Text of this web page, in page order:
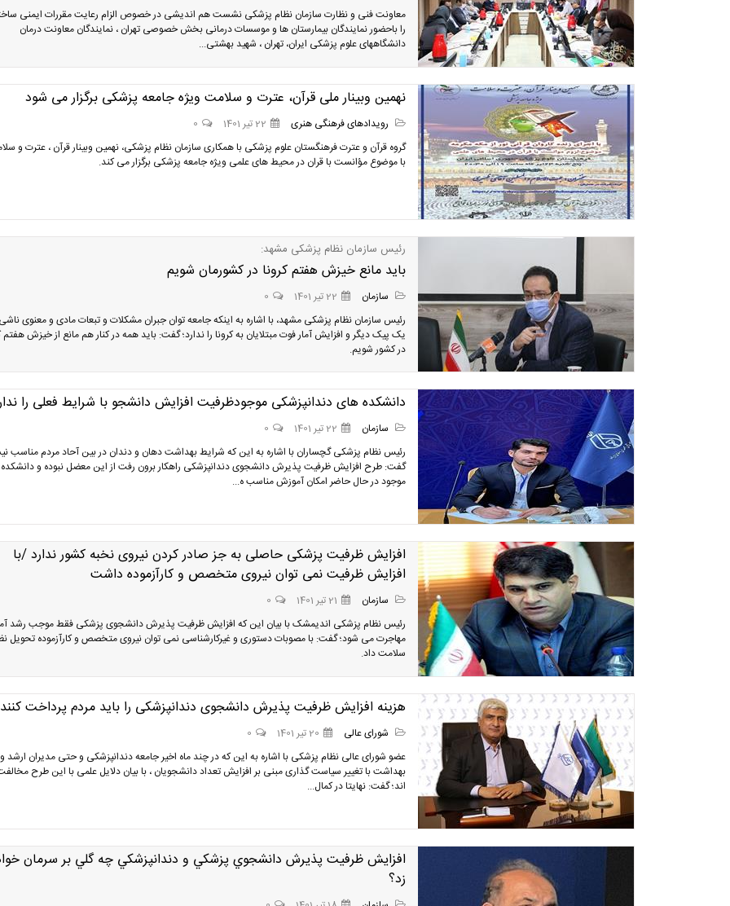
معاونت فنی و نظارت سازمان نظام پزشکی نشست هم اندیشی در خصوص الزام رعایت مقررات ایمنی
را باحضور نمایندگان بیمارستان ها و موسسات درمانی بخش خصوصی تهران ، نمایندگان معاونت درمان
دانشگاههای علوم پزشکی ایران، تهران ، شهید بهشتی...
نهمین وبینار ملی قرآن، عترت و سلامت ویژه جامعه پزشکی برگزار می شود
رویدادهای فرهنگی هنری 22 تیر 1401
0
گروه قرآن و عترت فرهنگستان علوم پزشکی با همکاری سازمان نظام پزشکی، نهمین وبینار قرآن ، عترت و
با موضوع مؤانست با قران در محیط های علمی ویژه جامعه پزشکی برگزار می کند.
رئیس سازمان نظام پزشکی مشهد:
باید مانع خیزش هفتم کرونا در کشورمان شویم
سازمان 22 تیر 1401
0
رئیس سازمان نظام پزشکی مشهد، با اشاره به اینکه جامعه توان جبران مشکلات و تبعات مادی و معنوی
یک پیک دیگر و افزایش آمار فوت مبتلایان به کرونا را ندارد؛ گفت: باید همه در کنار هم مانع از خیزش هفتم
در کشور شویم.
دانشکده های دندانپزشکی موجودظرفیت افزایش دانشجو با شرایط فعلی را
سازمان 22 تیر 1401
0
رئیس نظام پزشکی گچساران با اشاره به این که شرایط بهداشت دهان و دندان در بین آحاد مردم مناسب
گفت: طرح افزایش ظرفیت پذیرش دانشجوی دندانپزشکی راهکار برون رفت از این معضل نبوده و
موجود در حال حاضر امکان آموزش مناسب ه...
افزایش ظرفیت پزشکی حاصلی به جز صادر کردن نیروی نخبه کشور ندارد /با
افزایش ظرفیت نمی توان نیروی متخصص و کارآزموده داشت
سازمان 21 تیر 1401
0
رئیس نظام پزشکی اندیمشک با بیان این که افزایش ظرفیت پذیرش دانشجوی پزشکی فقط موجب رشد
مهاجرت می شود؛ گفت: با مصوبات دستوری و غیرکارشناسی نمی توان نیروی متخصص و کارآزموده تحویل
سلامت داد.
هزینه افزایش ظرفیت پذیرش دانشجوی دندانپزشکی را باید مردم پرداخت کنند
شورای عالی 20 تیر 1401
0
عضو شورای عالی نظام پزشکی با اشاره به این که در چند ماه اخیر جامعه دندانپزشکی و حتی مدیران ارشد
بهداشت با تغییر سیاست گذاری مبنی بر افزایش تعداد دانشجویان ، با بیان دلایل علمی با این طرح
اند؛ گفت: نهایتا در کمال...
افزايش ظرفيت پذيرش دانشجوي پزشكي و دندانپزشكي چه گلي بر سرمان
زد؟